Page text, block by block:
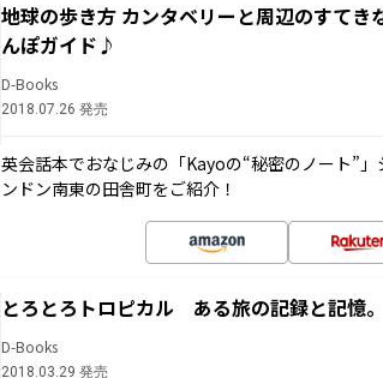
地球の歩き方 カンタベリーと周辺のすて
んぽガイド♪
D-Books
2018.07.26 発売
英会話本でおなじみの「Kayoの“秘密のノート”
ンドン南東の田舎町をご紹介！
とろとろトロピカル ある旅の記録と記憶
D-Books
2018.03.29 発売